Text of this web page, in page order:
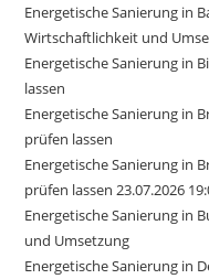
Energetische Sanierung in
Wirtschaftlichkeit und
Energetische Sanierung in
lassen
Energetische Sanierung in
prüfen lassen
Energetische Sanierung in
prüfen lassen 23.07.2026
Energetische Sanierung in
und Umsetzung
Energetische Sanierung in